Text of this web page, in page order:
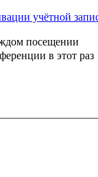
учётной
посещении
в этот раз